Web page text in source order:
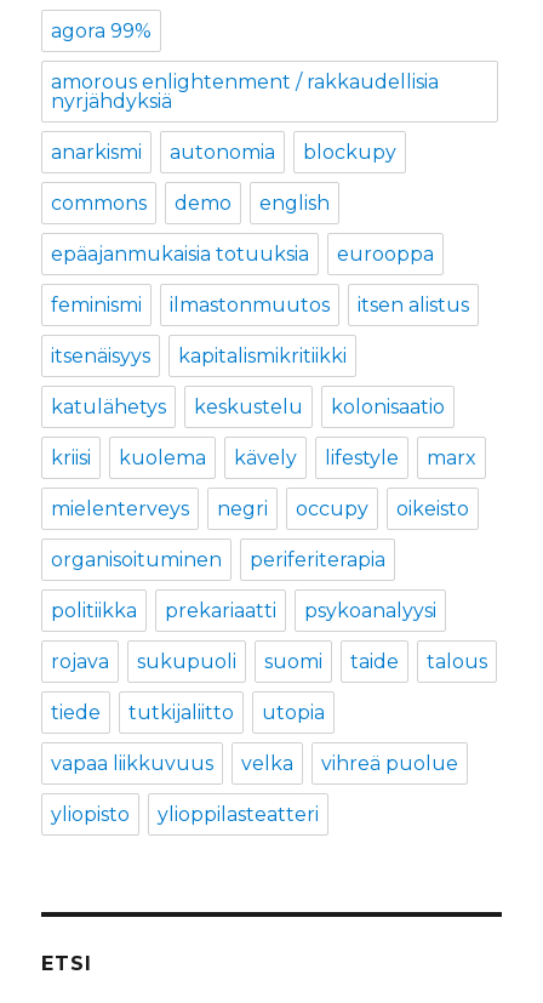
agora 99%
amorous enlightenment / rakkaudellisia
nyrjähdyksiä
anarkismi autonomia blockupy
commons demo english
epäajanmukaisia totuuksia eurooppa
feminismi ilmastonmuutos itsen alistus
itsenäisyys kapitalismikritiikki
katulähetys keskustelu kolonisaatio
kriisi kuolema kävely lifestyle marx
mielenterveys negri occupy oikeisto
organisoituminen periferiterapia
politiikka prekariaatti psykoanalyysi
rojava sukupuoli suomi taide talous
tiede tutkijaliitto utopia
vapaa liikkuvuus velka vihreä puolue
yliopisto ylioppilasteatteri
ETSI